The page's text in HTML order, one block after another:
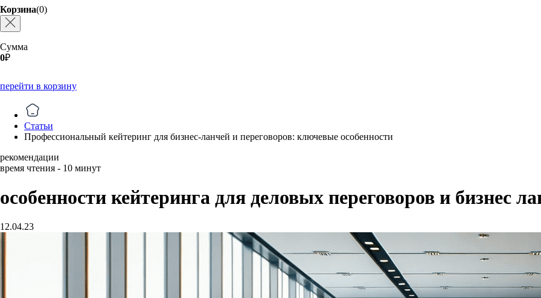
Корзина(0)
Сумма
0₽
перейти в корзину
Статьи
Профессиональный кейтеринг для бизнес-ланчей и переговоров: ключевые особенности
рекомендации
время чтения - 10 минут
особенности кейтеринга для деловых переговоров и бизнес
12.04.23